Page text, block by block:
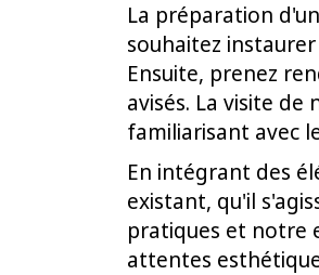
La préparation
souhaitez
Ensuite, prenez
avisés. La visite
familiarisant avec
En intégrant des
existant, qu'il
pratiques et notre
attentes